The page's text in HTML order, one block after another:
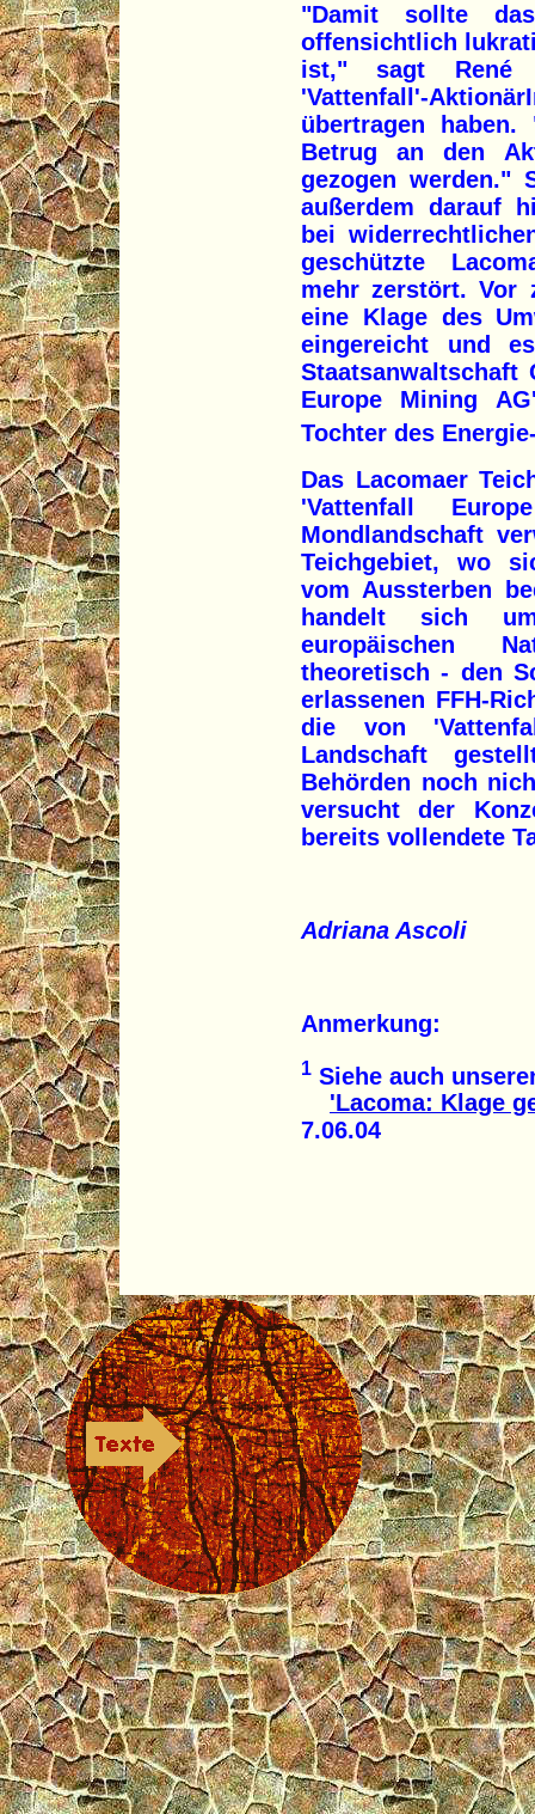
"Damit sollte
offensichtlich
ist," sagt René
'Vattenfall'-
übertragen
Betrug an den
gezogen werden."
außerdem darauf
bei
geschützte
mehr zerstört. Vor
eine Klage des
eingereicht und
Staatsanwaltschaft
Europe Mining
Tochter des
Das Lacomaer
'Vattenfall
Mondlandschaft
Teichgebiet, wo
vom Aussterben
handelt sich
europäischen
theoretisch - den
erlassenen FFH-
die von
Landschaft
Behörden noch
versucht der
bereits vollendete
Adriana Ascoli
Anmerkung:
1 Siehe auch
'Lacoma: Klage
7.06.04